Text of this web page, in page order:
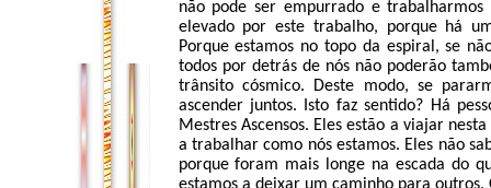
não pode ser empurrado e
elevado por este trabalho, porque há
Porque estamos no topo da espiral, se
todos por detrás de nós não poderão
trânsito cósmico. Deste modo, se
ascender juntos. Isto faz sentido? Há
Mestres Ascensos. Eles estão a viajar
a trabalhar como nós estamos. Eles não
porque foram mais longe na escada do